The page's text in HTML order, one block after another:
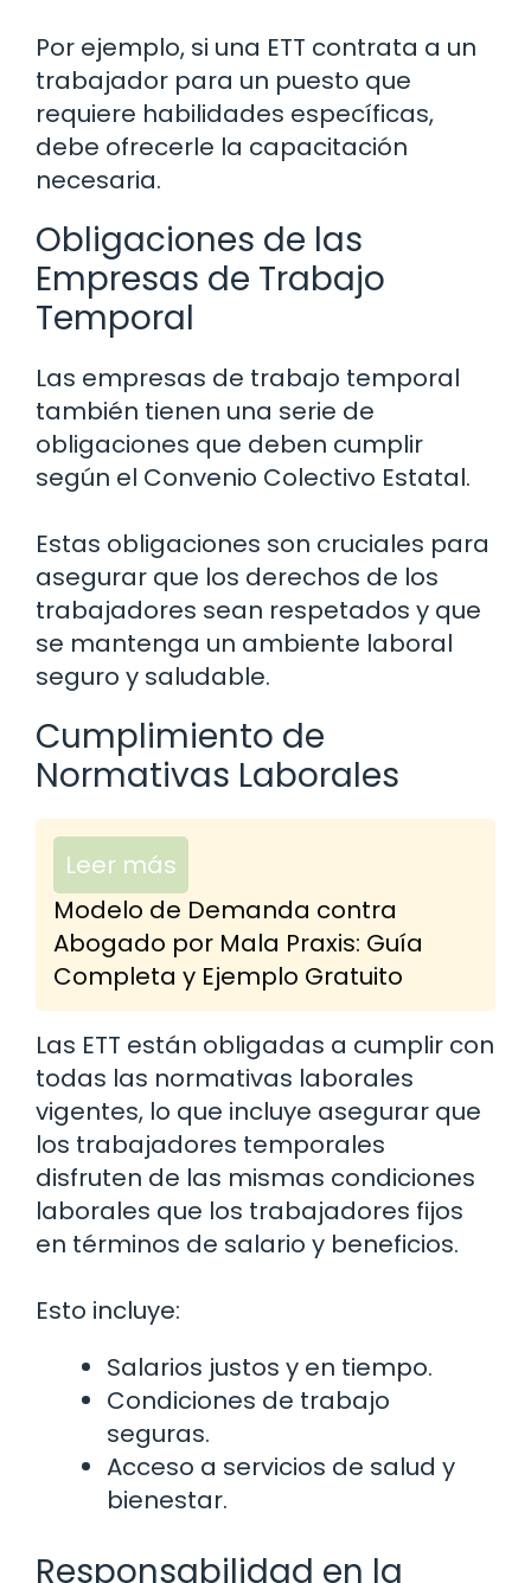
Por ejemplo, si una ETT contrata a un
trabajador para un puesto que
requiere habilidades específicas,
debe ofrecerle la capacitación
necesaria.
Obligaciones de las
Empresas de Trabajo
Temporal
Las empresas de trabajo temporal
también tienen una serie de
obligaciones que deben cumplir
según el Convenio Colectivo Estatal.
Estas obligaciones son cruciales para
asegurar que los derechos de los
trabajadores sean respetados y que
se mantenga un ambiente laboral
seguro y saludable.
Cumplimiento de
Normativas Laborales
Leer más
Modelo de Demanda contra
Abogado por Mala Praxis: Guía
Completa y Ejemplo Gratuito
Las ETT están obligadas a cumplir con
todas las normativas laborales
vigentes, lo que incluye asegurar que
los trabajadores temporales
disfruten de las mismas condiciones
laborales que los trabajadores fijos
en términos de salario y beneficios.
Esto incluye:
Salarios justos y en tiempo.
Condiciones de trabajo
seguras.
Acceso a servicios de salud y
bienestar.
Responsabilidad en la